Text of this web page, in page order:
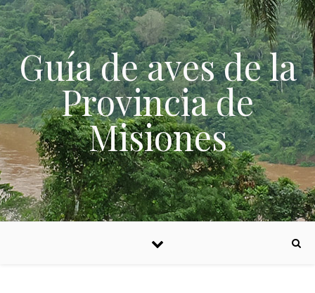
Skip to content
Guía de aves de la
Provincia de
Misiones